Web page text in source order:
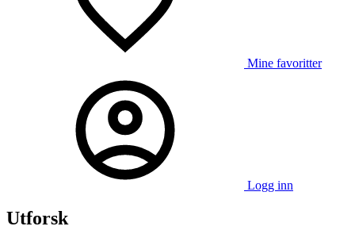
Mine favoritter
Logg inn
Utforsk